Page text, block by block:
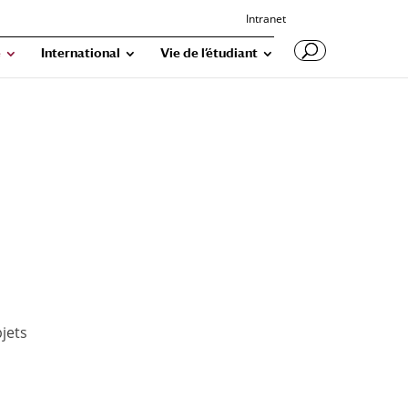
Intranet
International Vie de l’étudiant